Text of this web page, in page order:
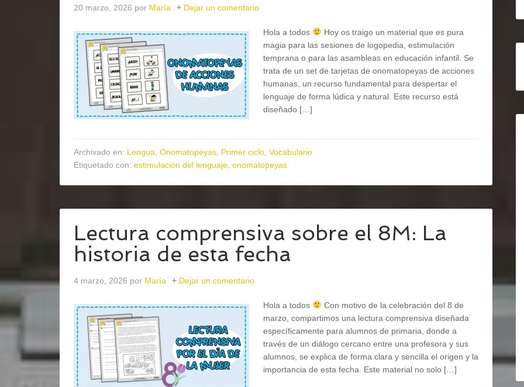
20 marzo, 2026 por María Dejar un comentario
Hola a todos
Hoy os traigo un material que es pura
magia para las sesiones de logopedia, estimulación
temprana o para las asambleas en educación infantil. Se
trata de un set de tarjetas de onomatopeyas de acciones
humanas, un recurso fundamental para despertar el
lenguaje de forma lúdica y natural. Este recurso está
diseñado […]
Archivado en: Lengua Onomatopeyas Primer ciclo Vocabulario
Etiquetado con: estimulación del lenguaje onomatopeyas
Lectura comprensiva sobre el 8M: La
historia de esta fecha
4 marzo, 2026 por María Dejar un comentario
Hola a todos
Con motivo de la celebración del 8 de
marzo, compartimos una lectura comprensiva diseñada
específicamente para alumnos de primaria, donde a
través de un diálogo cercano entre una profesora y sus
alumnos, se explica de forma clara y sencilla el origen y la
importancia de esta fecha. Este material no solo […]